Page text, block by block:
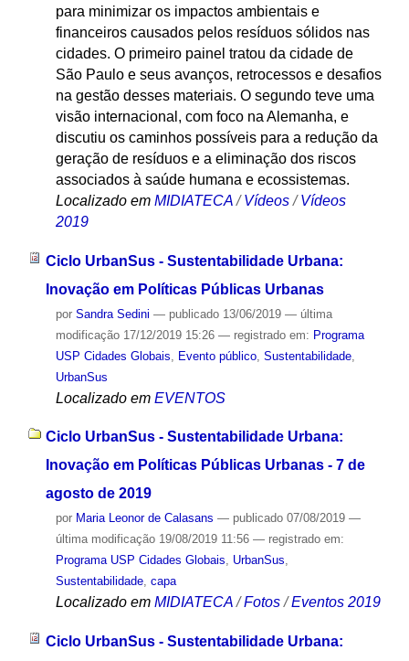
para minimizar os impactos ambientais e
financeiros causados pelos resíduos sólidos nas
cidades. O primeiro painel tratou da cidade de
São Paulo e seus avanços, retrocessos e desafios
na gestão desses materiais. O segundo teve uma
visão internacional, com foco na Alemanha, e
discutiu os caminhos possíveis para a redução da
geração de resíduos e a eliminação dos riscos
associados à saúde humana e ecossistemas.
Localizado em MIDIATECA /Vídeos /Vídeos
2019
Ciclo UrbanSus - Sustentabilidade Urbana:
Inovação em Políticas Públicas Urbanas
por Sandra Sedini — publicado13/06/2019 — última
modificação17/12/2019 15:26 — registrado em: Programa
USP Cidades Globais
Evento público, Sustentabilidade,
UrbanSus
Localizado em EVENTOS
Ciclo UrbanSus - Sustentabilidade Urbana:
Inovação em Políticas Públicas Urbanas - 7 de
agosto de 2019
por Maria Leonor de Calasans — publicado07/08/2019 —
última modificação19/08/2019 11:56 — registrado em:
Programa USP Cidades Globais, UrbanSus,
Sustentabilidade, capa
Localizado em MIDIATECA /Fotos /Eventos 2019
Ciclo UrbanSus - Sustentabilidade Urbana: